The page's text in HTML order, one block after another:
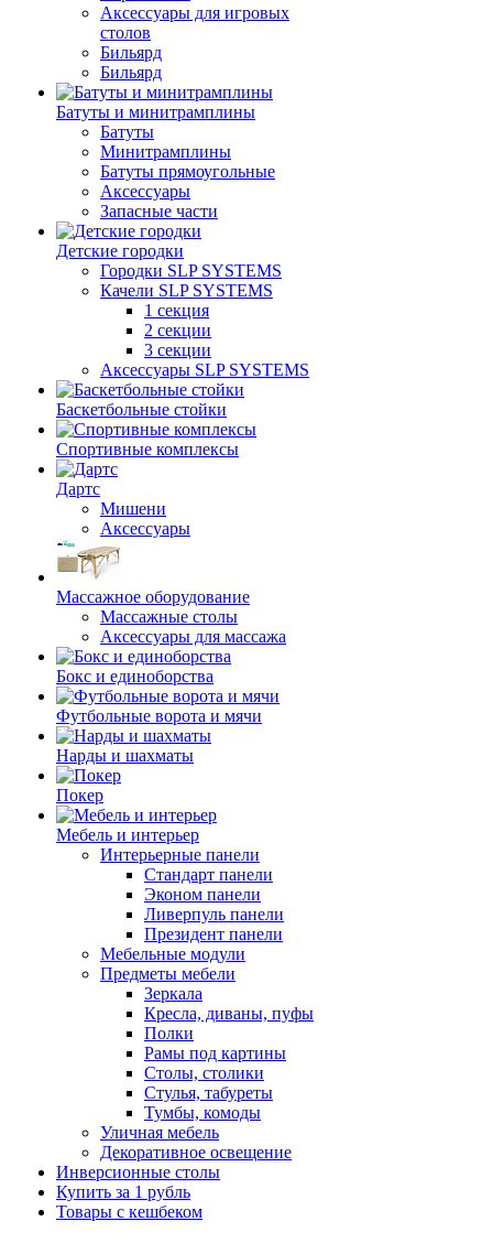
Аксессуары для игровых
столов
Бильяpд
Бильяpд
Батуты и минитрамплины
Батуты
Минитрамплины
Батуты прямоугольные
Аксессуары
Запасные части
Детские городки
Городки SLP SYSTEMS
Качели SLP SYSTEMS
1 секция
2 секции
3 секции
Аксессуары SLP SYSTEMS
Баскетбольные стойки
Спортивные комплексы
Дартс
Мишени
Аксессуары
Массажное оборудование
Массажные столы
Аксессуары для массажа
Бокс и единоборства
Футбольные ворота и мячи
Нарды и шахматы
Покер
Мебель и интерьер
Интерьерные панели
Стандарт панели
Эконом панели
Ливерпуль панели
Президент панели
Мебельные модули
Предметы мебели
Зеркала
Кресла, диваны, пуфы
Полки
Рамы под картины
Столы, столики
Стулья, табуреты
Тумбы, комоды
Уличная мебель
Декоративное освещение
Инверсионные столы
Купить за 1 рубль
Товары с кешбеком